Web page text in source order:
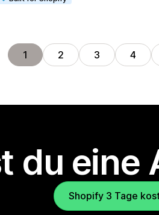
1 2 3 4
du eine
Shopify 3 Tage